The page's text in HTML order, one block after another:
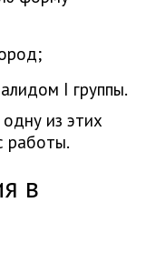
I группы.
из этих
работы.
в